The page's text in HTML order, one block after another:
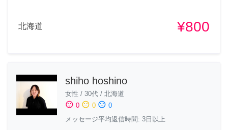
北海道 ¥800
shiho hoshino
女性 / 30代 / 北海道
sentiment_satisfied 0 sentiment_neutral 0 sentiment_dissatisfied 0
メッセージ平均返信時間: 3日以上